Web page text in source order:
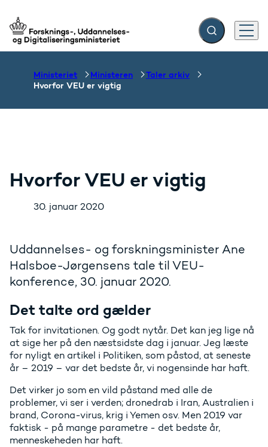
Gå til forsiden Fold søgefelt ud
Menu
Ministeriet Ministeren
Taler arkiv
Hvorfor VEU er vigtig
Hvorfor VEU er vigtig
30. januar 2020
Uddannelses- og forskningsminister Ane
Halsboe-Jørgensens tale til VEU-
konference, 30. januar 2020.
Det talte ord gælder
Tak for invitationen. Og godt nytår. Det kan jeg lige nå
at sige her på den næstsidste dag i januar. Jeg læste
for nyligt en artikel i Politiken, som påstod, at seneste
år – 2019 – var det bedste år, vi nogensinde har haft.
Det virker jo som en vild påstand med alle de
problemer, vi ser i verden; dronedrab i Iran, Australien i
brand, Corona-virus, krig i Yemen osv. Men 2019 var
faktisk - på mange parametre - det bedste år,
menneskeheden har haft.